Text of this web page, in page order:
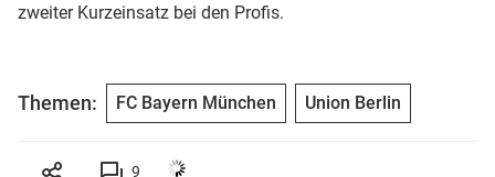
zweiter Kurzeinsatz bei den Profis.
Themen: FC Bayern München Union Berlin
9